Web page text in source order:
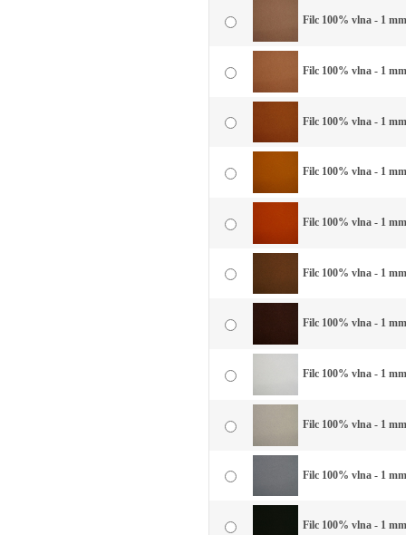
Filc 100% vlna - 1
Filc 100% vlna - 1
Filc 100% vlna - 1
Filc 100% vlna - 1
Filc 100% vlna - 1
Filc 100% vlna - 1
Filc 100% vlna - 1
Filc 100% vlna - 1
Filc 100% vlna - 1
Filc 100% vlna - 1
Filc 100% vlna - 1